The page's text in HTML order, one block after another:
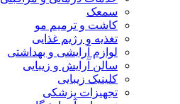
سمعک
کاشت و ترمیم مو
تغذیه و رژیم غذایی
لوازم آرایشی و بهداشتی
سالن آرایش و زیبایی
کلینیک زیبایی
تجهیزات پزشکی